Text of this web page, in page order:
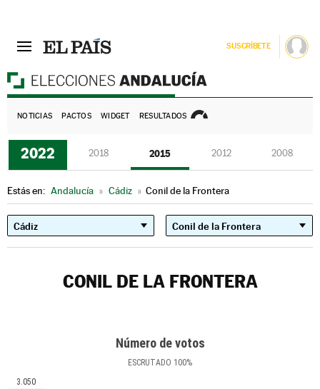
SUSCRÍBETE
NOTICIAS PACTOS WIDGET RESULTADOS
2022 2018 2015 2012 2008
Estás en: Andalucía » Cádiz » Conil de la Frontera
CONIL DE LA FRONTERA
Número de votos
ESCRUTADO 100%
3.050